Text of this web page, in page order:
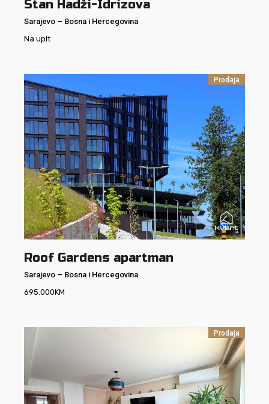
Stan Hadži-Idrizova
Sarajevo – Bosna i Hercegovina
Na upit
Prodaja
Roof Gardens apartman
Sarajevo – Bosna i Hercegovina
695.000KM
Prodaja